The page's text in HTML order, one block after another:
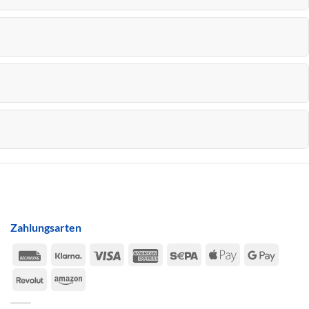
Zahlungsarten
Rechung
Klarna Visa
American Sepa
Apple
Google
RevolutAmazon